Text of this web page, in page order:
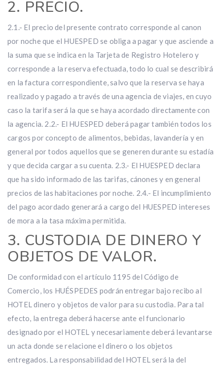
2. PRECIO.
2.1.- El precio del presente contrato corresponde al canon
por noche que el HUESPED se obliga a pagar y que asciende a
la suma que se indica en la Tarjeta de Registro Hotelero y
corresponde a la reserva efectuada, todo lo cual se describirá
en la factura correspondiente, salvo que la reserva se haya
realizado y pagado a través de una agencia de viajes, en cuyo
caso la tarifa será la que se haya acordado directamente con
la agencia. 2.2.- El HUESPED deberá pagar también todos los
cargos por concepto de alimentos, bebidas, lavandería y en
general por todos aquellos que se generen durante su estadía
y que decida cargar a su cuenta. 2.3.- El HUESPED declara
que ha sido informado de las tarifas, cánones y en general
precios de las habitaciones por noche. 2.4.- El incumplimiento
del pago acordado generará a cargo del HUESPED intereses
de mora a la tasa máxima permitida.
3. CUSTODIA DE DINERO Y
OBJETOS DE VALOR.
De conformidad con el artículo 1195 del Código de
Comercio, los HUÉSPEDES podrán entregar bajo recibo al
HOTEL dinero y objetos de valor para su custodia. Para tal
efecto, la entrega deberá hacerse ante el funcionario
designado por el HOTEL y necesariamente deberá levantarse
un acta donde se relacione el dinero o los objetos
entregados. La responsabilidad del HOTEL será la del